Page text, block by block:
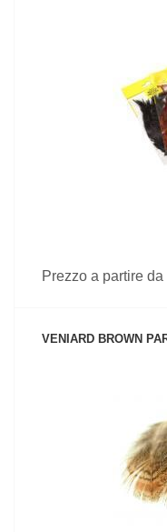
Prezzo a partire da
VENIARD BROWN